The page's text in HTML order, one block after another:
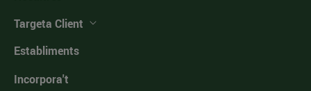
Targeta Client
Establiments
Incorpora't